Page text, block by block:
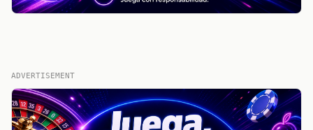
ADVERTISEMENT